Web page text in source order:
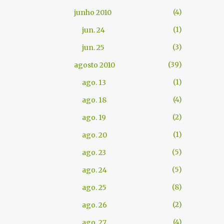
junho 2010
4
jun. 24
1
jun. 25
3
agosto 2010
39
ago. 13
1
ago. 18
4
ago. 19
2
ago. 20
1
ago. 23
5
ago. 24
5
ago. 25
8
ago. 26
2
4